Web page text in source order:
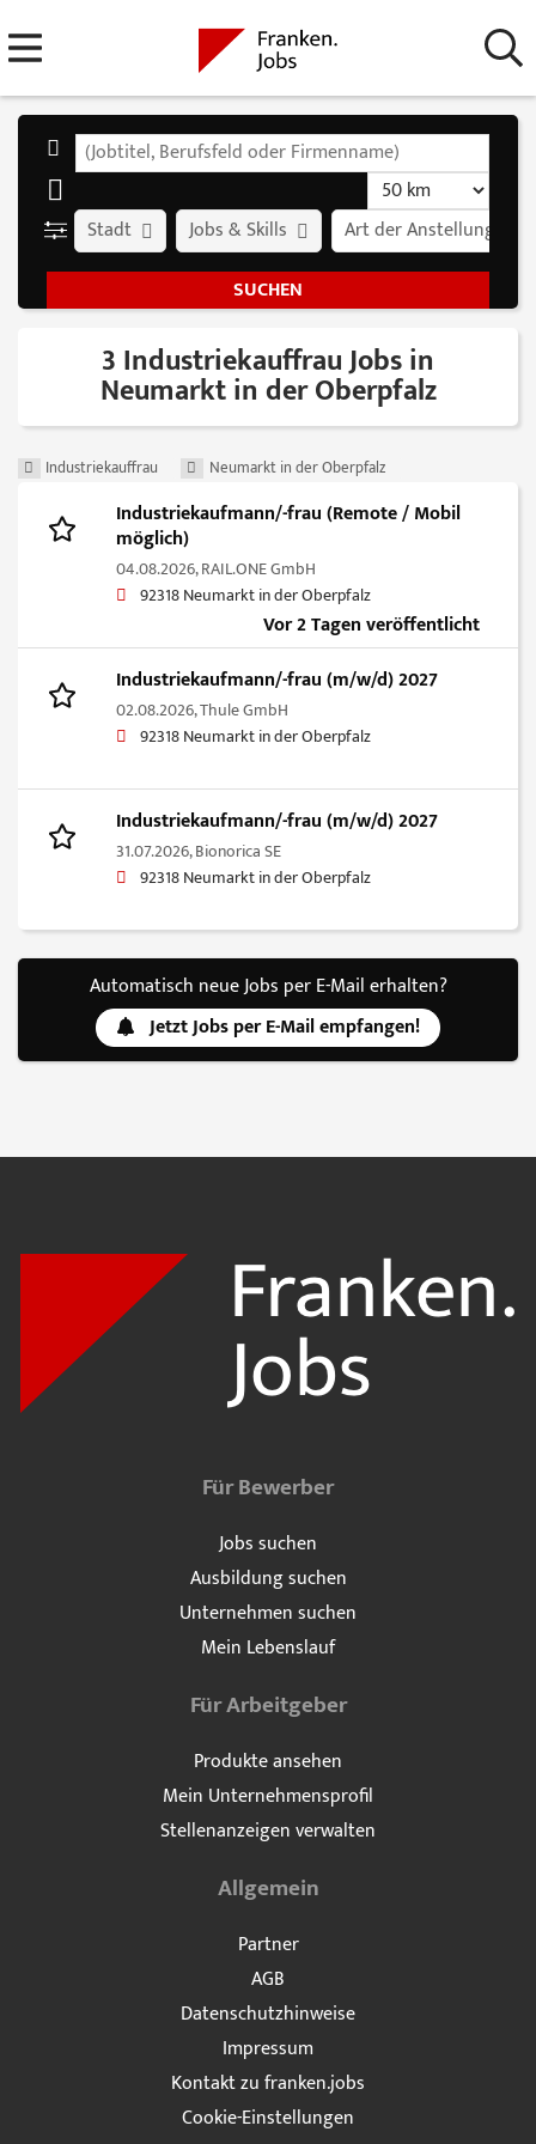
Stadt Art der Anstellung
Jobs & Skills
3 Industriekauffrau Jobs in
Neumarkt in der Oberpfalz
Industriekauffrau Neumarkt in der Oberpfalz
Industriekaufmann/-frau (Remote / Mobil
möglich)
04.08.2026,RAIL.ONE GmbH
92318 Neumarkt in der Oberpfalz
Vor 2 Tagen veröffentlicht
Industriekaufmann/-frau (m/w/d) 2027
02.08.2026,Thule GmbH
92318 Neumarkt in der Oberpfalz
Industriekaufmann/-frau (m/w/d) 2027
31.07.2026,Bionorica SE
92318 Neumarkt in der Oberpfalz
Automatisch neue Jobs per E-Mail erhalten?
Jetzt Jobs per E-Mail empfangen!
Für Bewerber
Jobs suchen
Ausbildung suchen
Unternehmen suchen
Mein Lebenslauf
Für Arbeitgeber
Produkte ansehen
Mein Unternehmensprofil
Stellenanzeigen verwalten
Allgemein
Partner
AGB
Datenschutzhinweise
Impressum
Kontakt zu franken.jobs
Cookie-Einstellungen